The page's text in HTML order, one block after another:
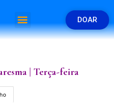
DOAR
| Terça-feira